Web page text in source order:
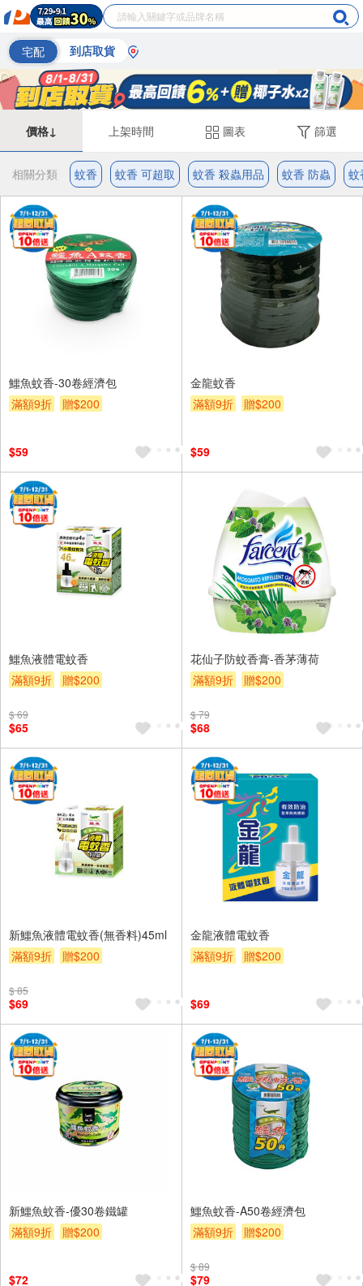
宅配 到店取貨
價格↓ 上架時間 圖表 篩選
相關分類 蚊香 蚊香 可超取 蚊香 殺蟲用品 蚊香 防蟲 蚊
鱷魚蚊香-30卷經濟包
滿額9折
贈$200
$59
金龍蚊香
滿額9折
贈$200
$59
鱷魚液體電蚊香
滿額9折
贈$200
$ 69
$65
花仙子防蚊香膏-香茅薄荷
滿額9折
贈$200
$ 79
$68
新鱷魚液體電蚊香(無香料)45ml
滿額9折
贈$200
$ 85
$69
金龍液體電蚊香
滿額9折
贈$200
$69
新鱷魚蚊香-優30卷鐵罐
滿額9折
贈$200
$72
鱷魚蚊香-A50卷經濟包
滿額9折
贈$200
$ 89
$79